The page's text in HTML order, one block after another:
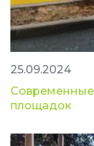
25.09.2024
Современные
площадок